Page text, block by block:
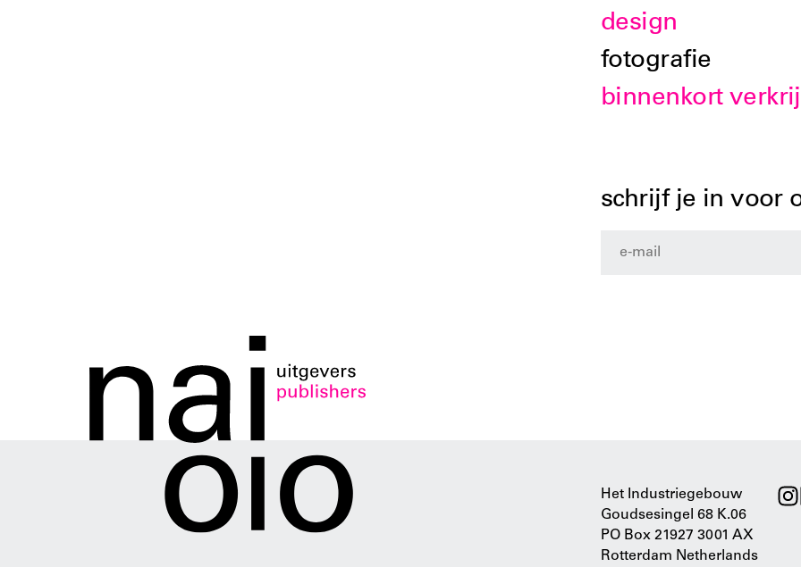
design
fotografie
binnenkort
schrijf je in voor
Het Industriegebouw
Goudsesingel 68 K.06
PO Box 21927 3001 AX
Rotterdam Netherlands